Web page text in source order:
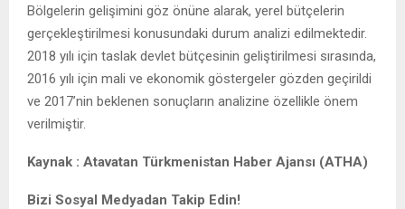
Bölgelerin gelişimini göz önüne alarak, yerel bütçelerin
gerçekleştirilmesi konusundaki durum analizi edilmektedir.
2018 yılı için taslak devlet bütçesinin geliştirilmesi sırasında,
2016 yılı için mali ve ekonomik göstergeler gözden geçirildi
ve 2017’nin beklenen sonuçların analizine özellikle önem
verilmiştir.
Kaynak : Atavatan Türkmenistan Haber Ajansı (ATHA)
Bizi Sosyal Medyadan Takip Edin!